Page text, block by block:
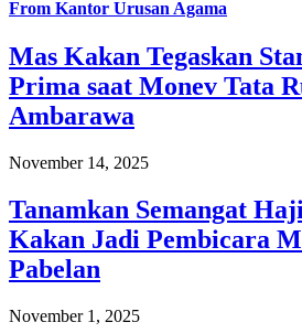
From Kantor Urusan Agama
Mas Kakan Tegaskan
Prima saat Monev Tata
Ambarawa
November 14, 2025
Tanamkan Semangat
Kakan Jadi Pembicara
Pabelan
November 1, 2025